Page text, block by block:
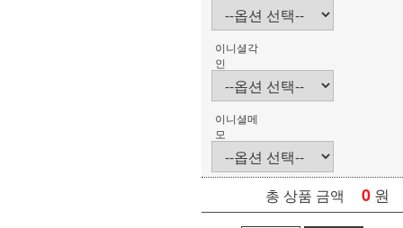
이니셜각
인
이니셜메
모
총 상품 금액 0 원